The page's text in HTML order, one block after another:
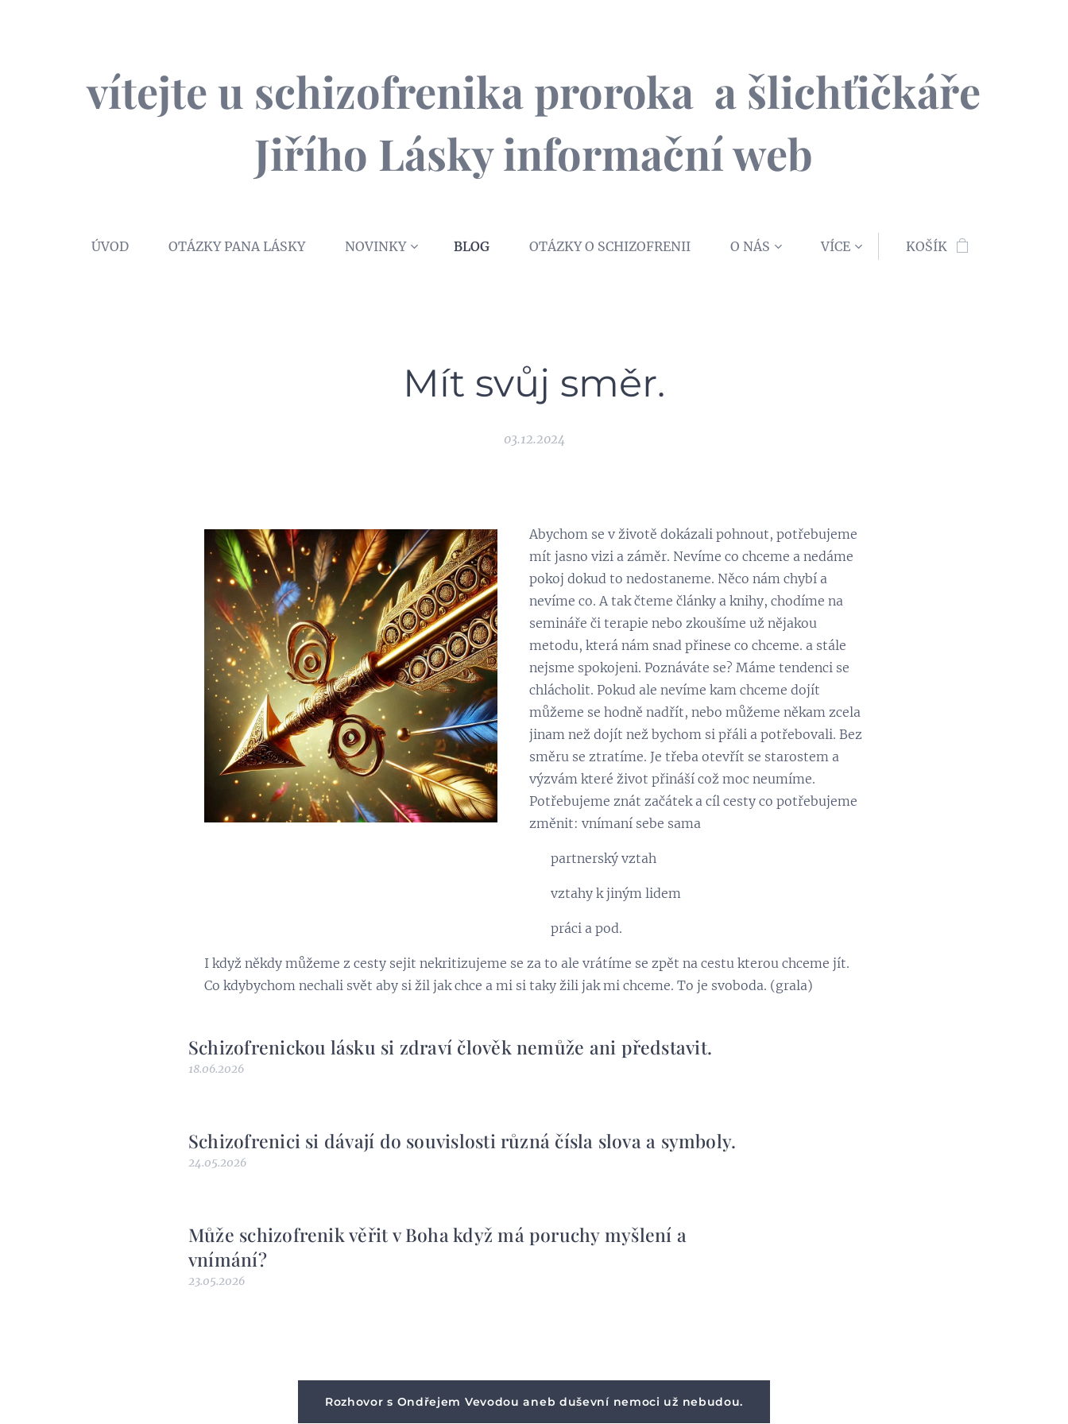
vítejte u schizofrenika proroka a šlichťičkáře
Jiřího Lásky informační web
ÚVOD OTÁZKY PANA LÁSKY NOVINKY BLOG OTÁZKY O SCHIZOFRENII O NÁS VÍCE KOŠÍK
Mít svůj směr.
03.12.2024
Abychom se v životě dokázali pohnout, potřebujeme
mít jasno vizi a záměr. Nevíme co chceme a nedáme
pokoj dokud to nedostaneme. Něco nám chybí a
nevíme co. A tak čteme články a knihy, chodíme na
semináře či terapie nebo zkoušíme už nějakou
metodu, která nám snad přinese co chceme. a stále
nejsme spokojeni. Poznáváte se? Máme tendenci se
chlácholit. Pokud ale nevíme kam chceme dojít
můžeme se hodně nadřít, nebo můžeme někam zcela
jinam než dojít než bychom si přáli a potřebovali. Bez
směru se ztratíme. Je třeba otevřít se starostem a
výzvám které život přináší což moc neumíme.
Potřebujeme znát začátek a cíl cesty co potřebujeme
změnit: vnímaní sebe sama
partnerský vztah
vztahy k jiným lidem
práci a pod.
I když někdy můžeme z cesty sejit nekritizujeme se za to ale vrátíme se zpět na cestu kterou chceme jít.
Co kdybychom nechali svět aby si žil jak chce a mi si taky žili jak mi chceme. To je svoboda. (grala)
Schizofrenickou lásku si zdraví člověk nemůže ani představit.
18.06.2026
Schizofrenici si dávají do souvislosti různá čísla slova a symboly.
24.05.2026
Může schizofrenik věřit v Boha když má poruchy myšlení a
vnímání?
23.05.2026
Rozhovor s Ondřejem Vevodou aneb duševní nemoci už nebudou.